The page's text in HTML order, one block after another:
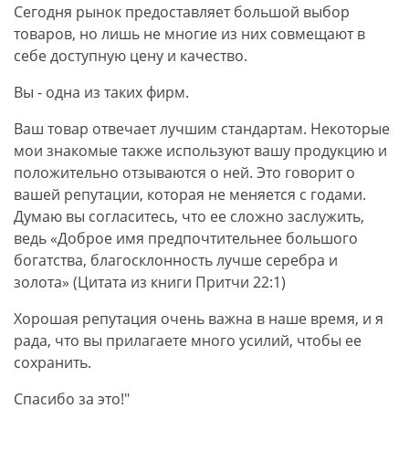
Сегодня рынок предоставляет большой выбор
товаров, но лишь не многие из них совмещают в
себе доступную цену и качество.
Вы - одна из таких фирм.
Ваш товар отвечает лучшим стандартам. Некоторые
мои знакомые также используют вашу продукцию и
положительно отзываются о ней. Это говорит о
вашей репутации, которая не меняется с годами.
Думаю вы согласитесь, что ее сложно заслужить,
ведь «Доброе имя предпочтительнее большого
богатства, благосклонность лучше серебра и
золота» (Цитата из книги Притчи 22:1)
Хорошая репутация очень важна в наше время, и я
рада, что вы прилагаете много усилий, чтобы ее
сохранить.
Спасибо за это!"